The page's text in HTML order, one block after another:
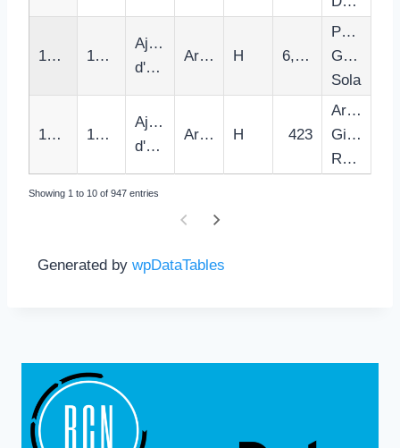
17009 1700970005
Ajuntament
d'Arbucies
Arbucies H 6,515
Pere
Garriga
Sola
17010 1701010007
Ajuntament
d'Argelaguer
Argelaguer H 423
Artur
Ginesta
Rambla
Showing 1 to 10 of 947 entries
Generated by wpDataTables